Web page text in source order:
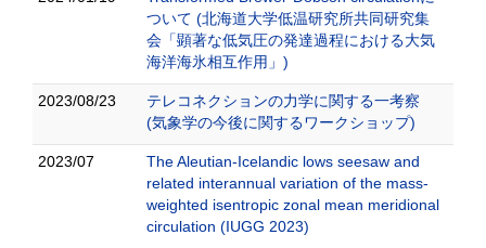
ついて (北海道大学低温研究所共同研究集
会「顕著な低気圧の発達過程における大気
海洋海氷相互作用」)
2023/08/23
テレコネクションの力学に関する一考察
(気象学の今後に関するワークショップ)
2023/07
The Aleutian-Icelandic lows seesaw and
related interannual variation of the mass-
weighted isentropic zonal mean meridional
circulation (IUGG 2023)